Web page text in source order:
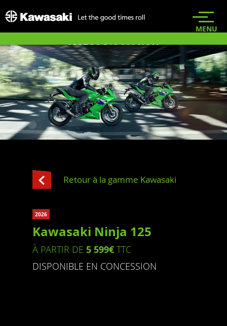
MOTOS D'OCCASION
DÉCOUVREZ NOUS
S.A.V.
CONTACT
Retour à la gamme Kawasaki
2026
Kawasaki Ninja 125
À PARTIR DE 5 599€ TTC
DISPONIBLE EN CONCESSION